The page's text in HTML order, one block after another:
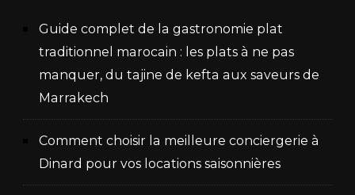
Guide complet de la gastronomie plat
traditionnel marocain : les plats à ne pas
manquer, du tajine de kefta aux saveurs de
Marrakech
Comment choisir la meilleure conciergerie à
Dinard pour vos locations saisonnières